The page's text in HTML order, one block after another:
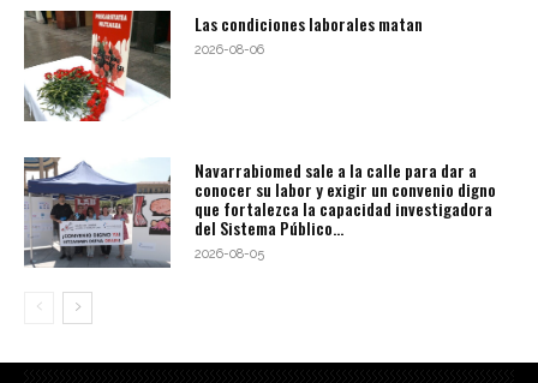
Las condiciones laborales matan
2026-08-06
Navarrabiomed sale a la calle para dar a
conocer su labor y exigir un convenio digno
que fortalezca la capacidad investigadora
del Sistema Público...
2026-08-05